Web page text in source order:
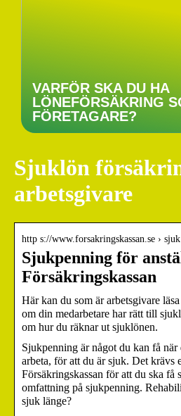
VARFÖR SKA DU HA
LÖNEFÖRSÄKRING
FÖRETAGARE?
Sjuklön
arbetsgivare
http s://www.forsakringskassan.se ›
Sjukpenning för
Försäkringskassan
Här kan du som är arbetsgivare
om din medarbetare har rätt till
om hur du räknar ut sjuklönen.
Sjukpenning är något du kan få
arbeta, för att du är sjuk. Det krävs
Försäkringskassan för att du ska få
omfattning på sjukpenning.
sjuk länge?